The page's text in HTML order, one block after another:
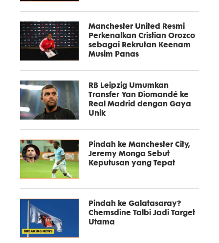
Manchester United Resmi
Perkenalkan Cristian Orozco
sebagai Rekrutan Keenam
Musim Panas
RB Leipzig Umumkan
Transfer Yan Diomandé ke
Real Madrid dengan Gaya
Unik
Pindah ke Manchester City,
Jeremy Monga Sebut
Keputusan yang Tepat
Pindah ke Galatasaray?
Chemsdine Talbi Jadi Target
Utama